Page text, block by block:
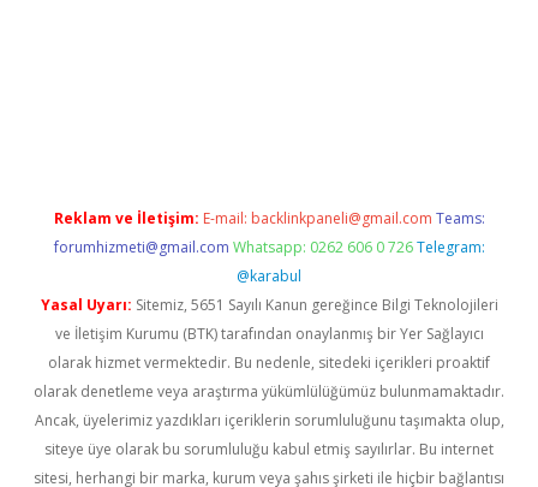
Reklam ve İletişim: E-mail: backlinkpaneli@gmail.com Teams:
forumhizmeti@gmail.com Whatsapp: 0262 606 0 726 Telegram:
@karabul
Yasal Uyarı: Sitemiz, 5651 Sayılı Kanun gereğince Bilgi Teknolojileri
ve İletişim Kurumu (BTK) tarafından onaylanmış bir Yer Sağlayıcı
olarak hizmet vermektedir. Bu nedenle, sitedeki içerikleri proaktif
olarak denetleme veya araştırma yükümlülüğümüz bulunmamaktadır.
Ancak, üyelerimiz yazdıkları içeriklerin sorumluluğunu taşımakta olup,
siteye üye olarak bu sorumluluğu kabul etmiş sayılırlar. Bu internet
sitesi, herhangi bir marka, kurum veya şahıs şirketi ile hiçbir bağlantısı